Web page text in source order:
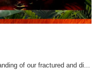
of our fractured and di...